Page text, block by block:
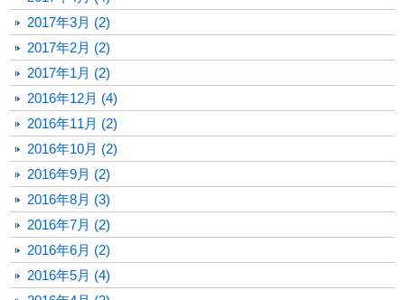
2017年3月 (2)
2017年2月 (2)
2017年1月 (2)
2016年12月 (4)
2016年11月 (2)
2016年10月 (2)
2016年9月 (2)
2016年8月 (3)
2016年7月 (2)
2016年6月 (2)
2016年5月 (4)